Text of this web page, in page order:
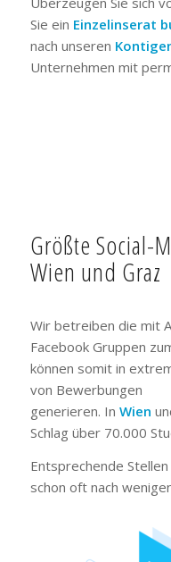
Sie ein Einzelinserat
nach unseren
Unternehmen mit
Größte Social-
Wien und Graz
Wir betreiben die mit
Facebook Gruppen
können somit in
von Bewerbungen
generieren. In Wien
Schlag über 70.000
Entsprechende
schon oft nach